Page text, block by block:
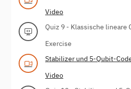
Video
Quiz 9 - Klassische lineare
Exercise
Stabilizer und 5-Qubit-
Video